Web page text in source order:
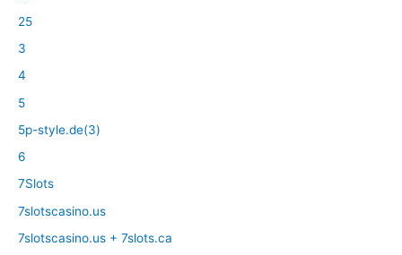
25
3
4
5
5p-style.de(3)
6
7Slots
7slotscasino.us
7slotscasino.us + 7slots.ca